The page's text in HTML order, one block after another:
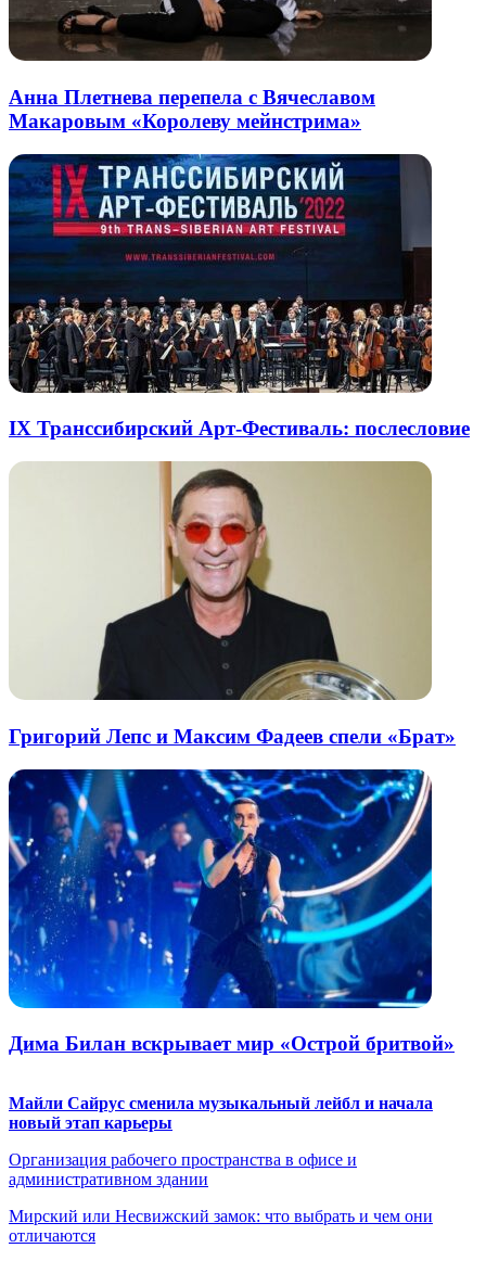
Анна Плетнева перепела с Вячеславом
Макаровым «Королеву мейнстрима»
IX Транссибирский Арт-Фестиваль: послесловие
Григорий Лепс и Максим Фадеев спели «Брат»
Дима Билан вскрывает мир «Острой бритвой»
Майли Сайрус сменила музыкальный лейбл и начала
новый этап карьеры
Организация рабочего пространства в офисе и
административном здании
Мирский или Несвижский замок: что выбрать и чем они
отличаются